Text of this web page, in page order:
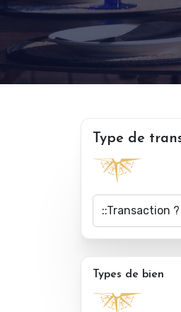
Type de
Types de bien